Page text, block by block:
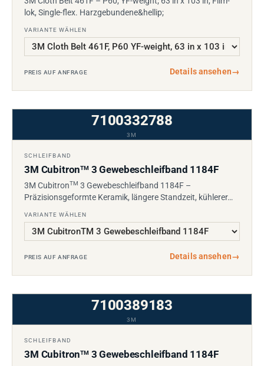
lok, Single-flex. Harzgebundene&hellip;
VARIANTE WÄHLEN
PREIS AUF ANFRAGE Details ansehen→
7100332788
3M
SCHLEIFBAND
3M CubitronTM3 Gewebeschleifband 1184F
3M CubitronTM 3 Gewebeschleifband 1184F –
Präzisionsgeformte Keramik, längere Standzeit, kühlerer…
VARIANTE WÄHLEN
PREIS AUF ANFRAGE Details ansehen→
7100389183
3M
SCHLEIFBAND
3M CubitronTM3 Gewebeschleifband 1184F